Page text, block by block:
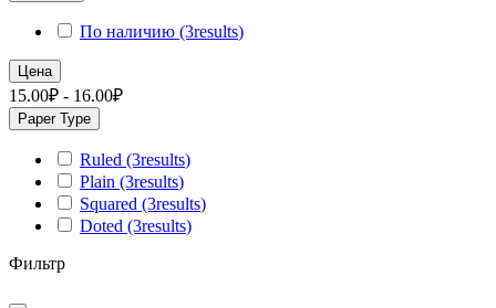
По наличию (3results)
Цена
15.00₽ - 16.00₽
Paper Type
Ruled (3results)
Plain (3results)
Squared (3results)
Doted (3results)
Фильтр